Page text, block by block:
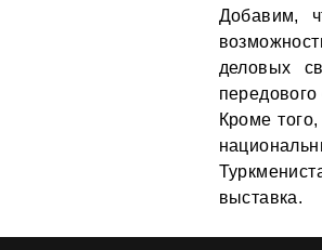
Добавим,
деловых
Кроме
выставка.